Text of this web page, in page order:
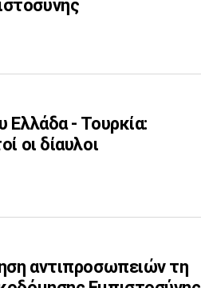
Ελλάδα - Τουρκία:
οι δίαυλοι
αντιπροσωπειών τη